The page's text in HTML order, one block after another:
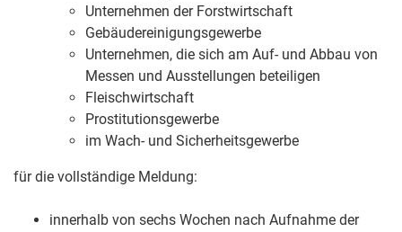
Unternehmen der Forstwirtschaft
Gebäudereinigungsgewerbe
Unternehmen, die sich am Auf- und Abbau von
Messen und Ausstellungen beteiligen
Fleischwirtschaft
Prostitutionsgewerbe
im Wach- und Sicherheitsgewerbe
für die vollständige Meldung:
innerhalb von sechs Wochen nach Aufnahme der